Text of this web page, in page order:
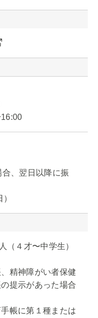
、翌日以降に振
４才〜中学生）
精神障がい者保健
提示があった場合
帳に第１種または